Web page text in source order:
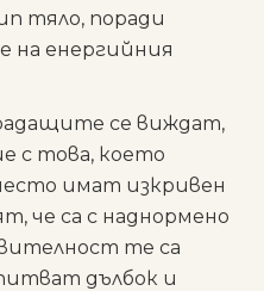
тяло, поради
на енергийния
се виждат,
с това, което
имат изкривен
че са с наднормено
те са
дълбок и